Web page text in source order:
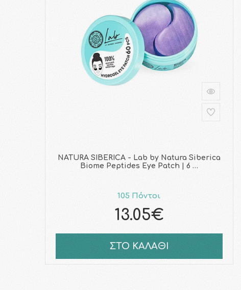
NATURA SIBERICA - Lab by Natura Siberica
Biome Peptides Eye Patch | 6 …
105 Πόντοι
13.05€
ΣΤΟ ΚΑΛΑΘΙ